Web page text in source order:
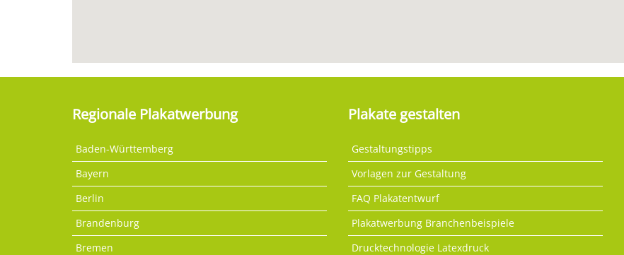
Regionale Plakatwerbung
Baden-Württemberg
Bayern
Berlin
Brandenburg
Bremen
Plakate gestalten
Gestaltungstipps
Vorlagen zur Gestaltung
FAQ Plakatentwurf
Plakatwerbung Branchenbeispiele
Drucktechnologie Latexdruck